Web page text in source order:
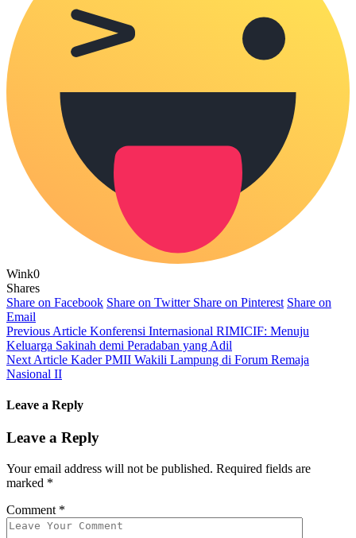
Wink0
Shares
Share on Facebook Share on Twitter Share on Pinterest Share on
Email
Previous Article Konferensi Internasional RIMICIF: Menuju
Keluarga Sakinah demi Peradaban yang Adil
Next Article Kader PMII Wakili Lampung di Forum Remaja
Nasional II
Leave a Reply
Leave a Reply
Your email address will not be published. Required fields are
marked *
Comment *